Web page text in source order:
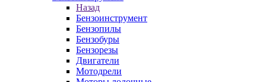
Назад
Бензоинструмент
Бензопилы
Бензобуры
Бензорезы
Двигатели
Мотодрели